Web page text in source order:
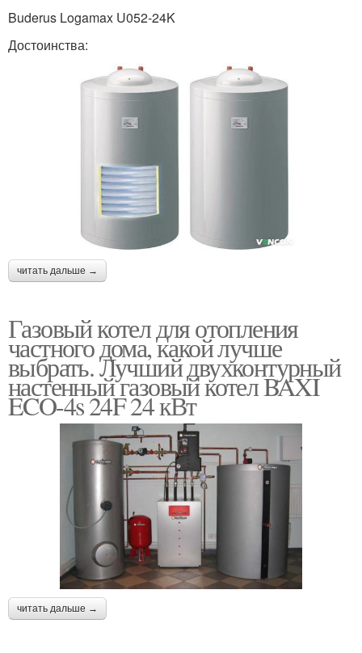
Buderus Logamax U052-24K
Достоинства:
читать дальше →
Газовый котел для отопления
частного дома, какой лучше
выбрать. Лучший двухконтурный
настенный газовый котел BAXI
ECO-4s 24F 24 кВт
читать дальше →